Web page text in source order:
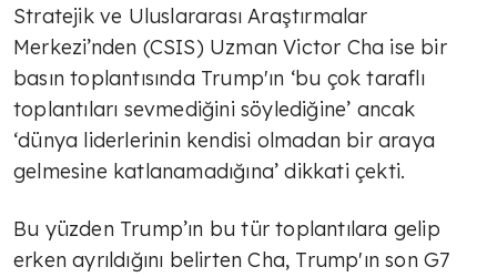
Stratejik ve Uluslararası Araştırmalar
Merkezi’nden (CSIS) Uzman Victor Cha ise bir
basın toplantısında Trump'ın ‘bu çok taraflı
toplantıları sevmediğini söylediğine’ ancak
‘dünya liderlerinin kendisi olmadan bir araya
gelmesine katlanamadığına’ dikkati çekti.
Bu yüzden Trump’ın bu tür toplantılara gelip
erken ayrıldığını belirten Cha, Trump'ın son G7